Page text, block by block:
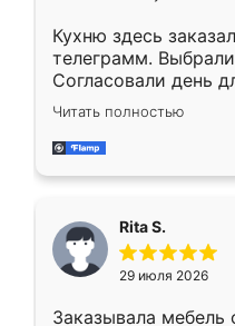
Кухню здесь
телеграмм.
Согласовали день
недели кухня была
довольны работой.
мебель за
Читать полностью
Rita S.
29 июля 2026
Заказывала мебель